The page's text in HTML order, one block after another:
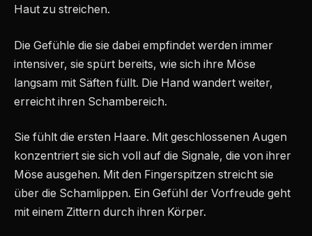
Haut zu streichen.
Die Gefühle die sie dabei empfindet werden immer
intensiver, sie spürt bereits, wie sich ihre Möse
langsam mit Säften füllt. Die Hand wandert weiter,
erreicht ihren Schambereich.
Sie fühlt die ersten Haare. Mit geschlossenen Augen
konzentriert sie sich voll auf die Signale, die von ihrer
Möse ausgehen. Mit den Fingerspitzen streicht sie
über die Schamlippen. Ein Gefühl der Vorfreude geht
mit einem Zittern durch ihren Körper.